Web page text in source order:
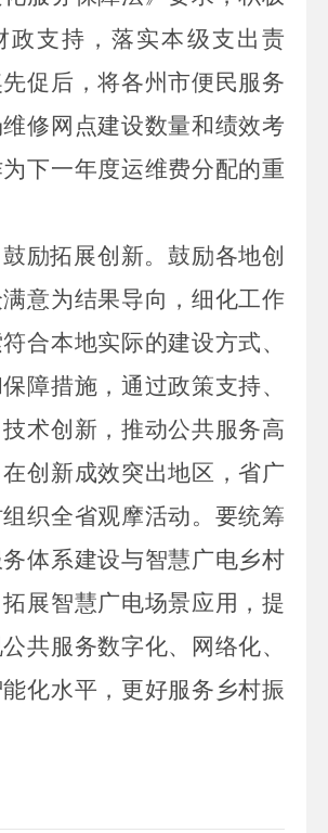
政支持，落实本级支出责
促后，将各州市便民服务
修网点建设数量和绩效考
下一年度运维费分配的重
励拓展创新。鼓励各地创
意为结果导向，细化工作
合本地实际的建设方式、
障措施，通过政策支持、
术创新，推动公共服务高
创新成效突出地区，省广
织全省观摩活动。要统筹
体系建设与智慧广电乡村
展智慧广电场景应用，提
共服务数字化、网络化、
化水平，更好服务乡村振